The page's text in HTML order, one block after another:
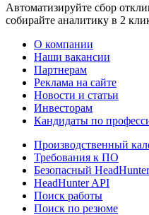
Автоматизируйте сбор
собирайте аналитику в 2
О компании
Наши вакансии
Партнерам
Реклама на сайте
Новости и статьи
Инвесторам
Кандидаты по
Производственный
Требования к ПО
Безопасный HeadHunter
HeadHunter API
Поиск работы
Поиск по резюме